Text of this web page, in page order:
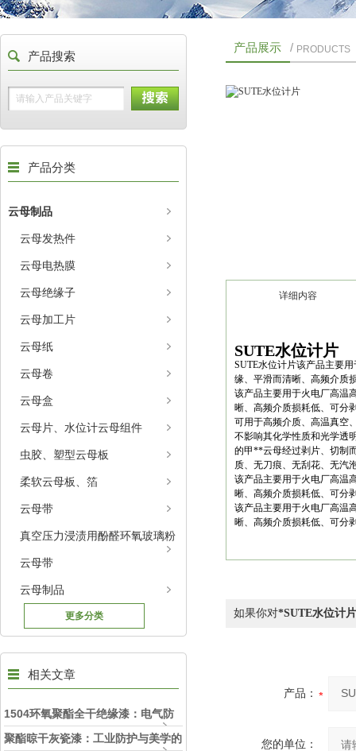
产品搜索
产品分类
云母制品
云母发热件
云母电热膜
云母绝缘子
云母加工片
云母纸
云母卷
云母盒
云母片、水位计云母组件
虫胶、塑型云母板
柔软云母板、箔
云母带
真空压力浸渍用酚醛环氧玻璃粉
云母带
云母制品
更多分类
相关文章
1504环氧聚酯全干绝缘漆：电气防
护的优质护盾
聚酯晾干灰瓷漆：工业防护与美学的
产品展示 / PRODUCTS
详细内容
SUTE水位计片
SUTE水位计片该产品主要
缘、平滑而清晰、高频介质
该产品主要用于火电厂高温
晰、高频介质损耗低、可分
可用于高频介质、高温真空
不影响其化学性质和光学透
的甲**云母经过剥片、切制
质、无刀痕、无刮花、无汽
该产品主要用于火电厂高温
晰、高频介质损耗低、可分
该产品主要用于火电厂高温
晰、高频介质损耗低、可分
如果你对*SUTE水位计片
产品：
您的单位：